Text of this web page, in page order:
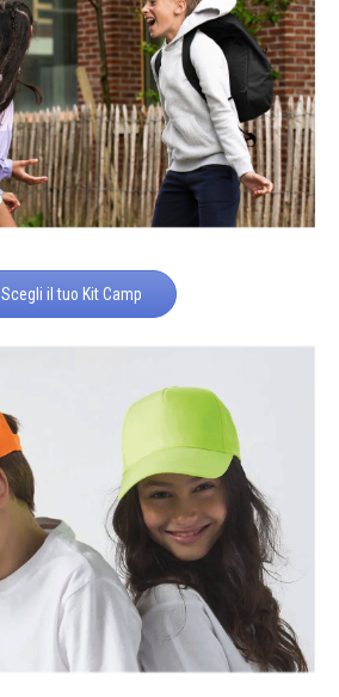
Scegli il tuo Kit Camp